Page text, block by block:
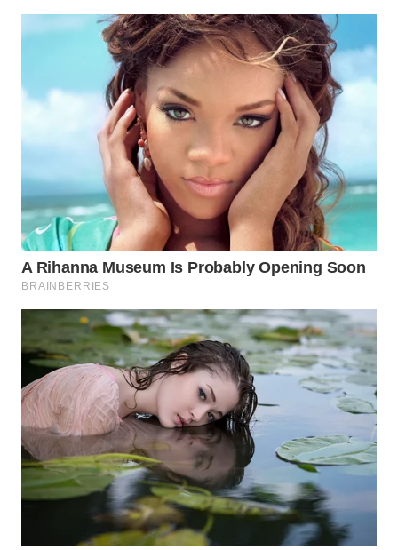
SUKABUMI
PURWAKARTA
PRIANGAN
WN
SEMARANG
WN
WN
BOROBUDUR
WN
MADURA
WN
SURABAYA